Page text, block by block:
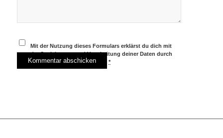
Mit der Nutzung dieses Formulars erklärst du dich mit
der Speicherung und Verarbeitung deiner Daten durch
diese Website einverstanden.*